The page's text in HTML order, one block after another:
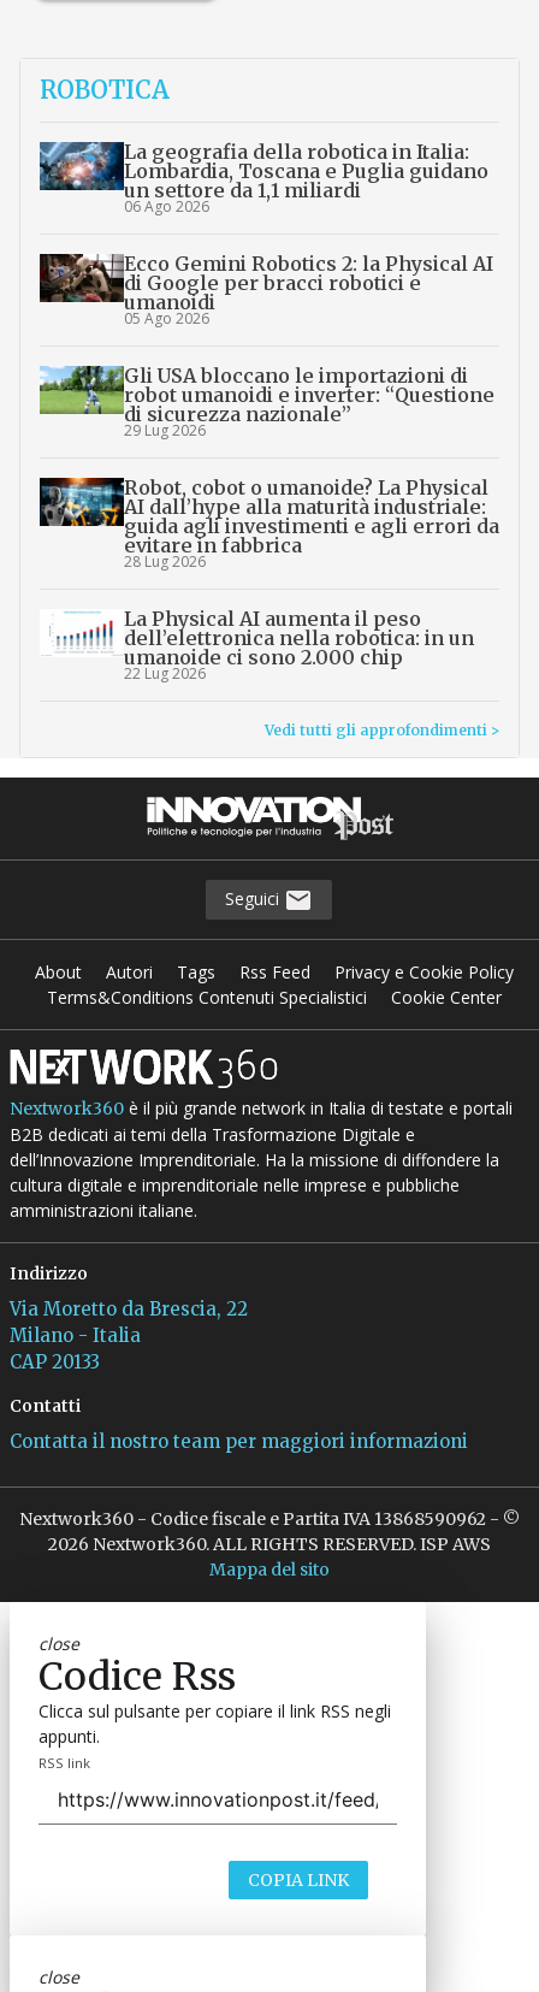
ROBOTICA
La geografia della robotica in Italia:
Lombardia, Toscana e Puglia guidano
un settore da 1,1 miliardi
06 Ago 2026
Ecco Gemini Robotics 2: la Physical AI
di Google per bracci robotici e
umanoidi
05 Ago 2026
Gli USA bloccano le importazioni di
robot umanoidi e inverter: “Questione
di sicurezza nazionale”
29 Lug 2026
Robot, cobot o umanoide? La Physical
AI dall’hype alla maturità industriale:
guida agli investimenti e agli errori da
evitare in fabbrica
28 Lug 2026
La Physical AI aumenta il peso
dell’elettronica nella robotica: in un
umanoide ci sono 2.000 chip
22 Lug 2026
Vedi tutti gli approfondimenti >
Seguici
About Autori Tags Rss Feed
Privacy e Cookie Policy
Terms&Conditions Contenuti Specialistici
Cookie Center
Nextwork360è il più grande network in Italia di testate e portali
B2B dedicati ai temi della Trasformazione Digitale e
dell’Innovazione Imprenditoriale. Ha la missione di diffondere la
cultura digitale e imprenditoriale nelle imprese e pubbliche
amministrazioni italiane.
Indirizzo
Via Moretto da Brescia, 22
Milano - Italia
CAP 20133
Contatti
Contatta il nostro team per maggiori informazioni
Nextwork360 - Codice fiscale e Partita IVA 13868590962 - ©
2026 Nextwork360. ALL RIGHTS RESERVED. ISP AWS
Mappa del sito
close
Codice Rss
Clicca sul pulsante per copiare il link RSS negli
appunti.
RSS link
COPIA LINK
close